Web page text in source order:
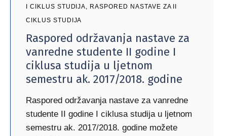
I CIKLUS STUDIJA, RASPORED NASTAVE ZA II
CIKLUS STUDIJA
Raspored održavanja nastave za
vanredne studente II godine I
ciklusa studija u ljetnom
semestru ak. 2017/2018. godine
Raspored održavanja nastave za vanredne
studente II godine I ciklusa studija u ljetnom
semestru ak. 2017/2018. godine možete